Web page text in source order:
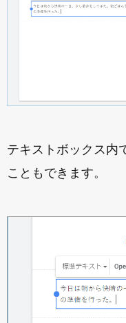
テキストボックス内
こともできます。